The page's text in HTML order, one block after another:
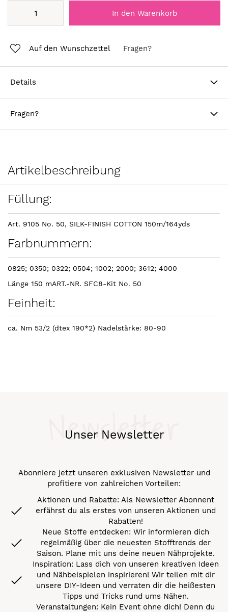
In den Warenkorb
Auf den Wunschzettel Fragen?
Details
Fragen?
Artikelbeschreibung
Füllung:
Art. 9105 No. 50, SILK-FINISH COTTON 150m/164yds
Farbnummern:
0825; 0350; 0322; 0504; 1002; 2000; 3612; 4000
Länge 150 mART.-NR. SFC8-Kit No. 50
Feinheit:
ca. Nm 53/2 (dtex 190*2) Nadelstärke: 80-90
Unser Newsletter
Newsletter
Abonniere jetzt unseren exklusiven Newsletter und
profitiere von zahlreichen Vorteilen:
Aktionen und Rabatte: Als Newsletter Abonnent
erfährst du als erstes von unseren Aktionen und
Rabatten!
Neue Stoffe entdecken: Wir informieren dich
regelmäßig über die neuesten Stofftrends der
Saison. Plane mit uns deine neuen Nähprojekte.
Inspiration: Lass dich von unseren kreativen Ideen
und Nähbeispielen inspirieren! Wir teilen mit dir
unsere DIY-Ideen und verraten dir die heißesten
Tipps und Tricks rund ums Nähen.
Veranstaltungen: Kein Event ohne dich! Denn du